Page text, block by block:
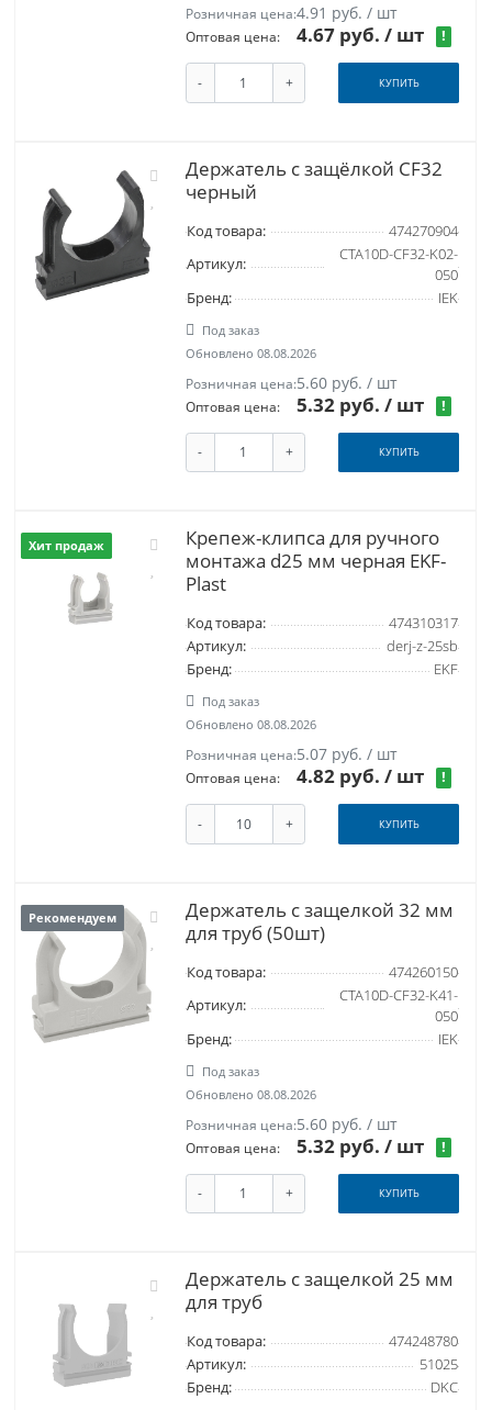
Розничная цена:4.91 руб. / шт
Оптовая цена: 4.67 руб./ шт !
- + КУПИТЬ
Держатель с защёлкой CF32
черный
Код товара:
474270904
Артикул:
CTA10D-CF32-K02-
050
Бренд:
IEK
Под заказ
Обновлено 08.08.2026
Розничная цена:5.60 руб. / шт
Оптовая цена: 5.32 руб./ шт !
- + КУПИТЬ
Хит продаж
Крепеж-клипса для ручного
монтажа d25 мм черная EKF-
Plast
Код товара:
474310317
Артикул:
derj-z-25sb
Бренд:
EKF
Под заказ
Обновлено 08.08.2026
Розничная цена:5.07 руб. / шт
Оптовая цена: 4.82 руб./ шт !
- + КУПИТЬ
Рекомендуем
Держатель с защелкой 32 мм
для труб (50шт)
Код товара:
474260150
Артикул:
CTA10D-CF32-K41-
050
Бренд:
IEK
Под заказ
Обновлено 08.08.2026
Розничная цена:5.60 руб. / шт
Оптовая цена: 5.32 руб./ шт !
- + КУПИТЬ
Держатель с защелкой 25 мм
для труб
Код товара:
474248780
Артикул:
51025
Бренд:
DKC